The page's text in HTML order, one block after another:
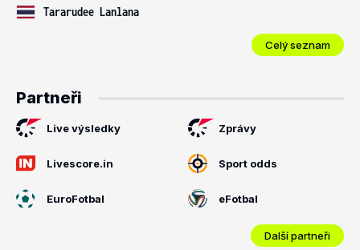
Tararudee Lanlana
Celý seznam
Partneři
Live výsledky Zprávy
Livescore.in Sport odds
EuroFotbal eFotbal
Další partneři